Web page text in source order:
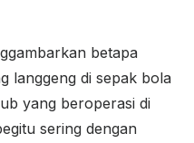
betapa
langgeng di sepak bola
yang beroperasi di
sering dengan